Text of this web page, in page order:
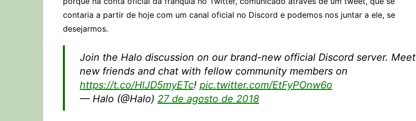
contaria a partir de hoje com um canal oficial no Discord e podemos nos juntar a ele, se
desejarmos.
Join the Halo discussion on our brand-new official Discord server. Meet
new friends and chat with fellow community members on
https://t.co/HlJD5myETc! pic.twitter.com/EtFyPOnw6o
— Halo (@Halo) 27 de agosto de 2018